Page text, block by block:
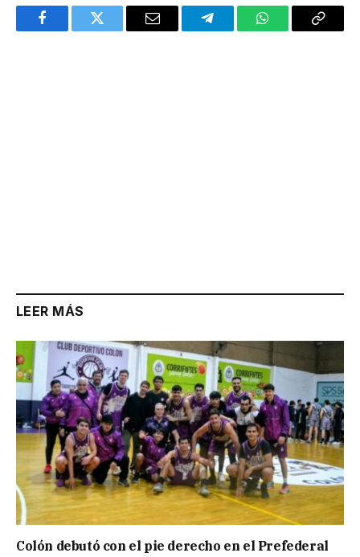
FacebookTwitter Email TelegramWhatsAppCopy
LEER MÁS
Colón debutó con el pie derecho en el Prefederal